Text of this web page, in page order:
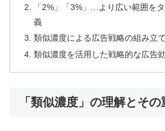
「2%」「3%」…より広い範囲を
義
類似濃度による広告戦略の組み立
類似濃度を活用した戦略的な広告
「類似濃度」の理解とそ